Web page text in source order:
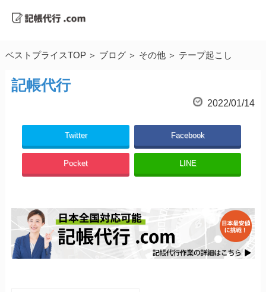
ベストプライスTOP ブログ その他 テープ起こし
記帳代行
2022/01/14
Twitter Facebook
Pocket LINE